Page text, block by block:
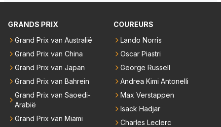
GRANDS PRIX
Grand Prix van Australië
Grand Prix van China
Grand Prix van Japan
Grand Prix van Bahrein
Grand Prix van Saoedi-
Arabië
Grand Prix van Miami
COUREURS
Lando Norris
Oscar Piastri
George Russell
Andrea Kimi Antonelli
Max Verstappen
Isack Hadjar
Charles Leclerc